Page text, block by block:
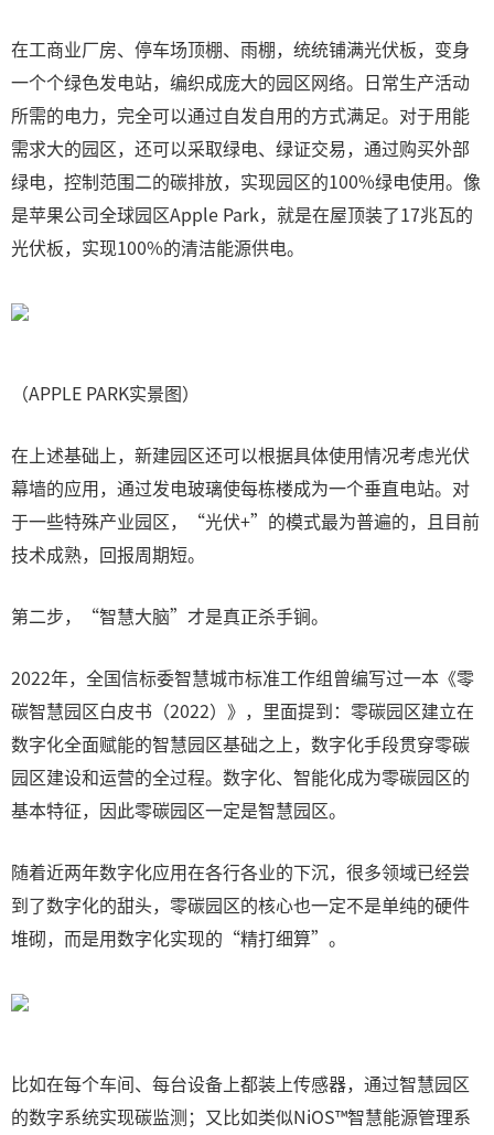
在工商业厂房、停车场顶棚、雨棚，统统铺满光伏板，变身
一个个绿色发电站，编织成庞大的园区网络。日常生产活动
所需的电力，完全可以通过自发自用的方式满足。对于用能
需求大的园区，还可以采取绿电、绿证交易，通过购买外部
绿电，控制范围二的碳排放，实现园区的100%绿电使用。像
是苹果公司全球园区Apple Park，就是在屋顶装了17兆瓦的
光伏板，实现100%的清洁能源供电。
（APPLE PARK实景图）
在上述基础上，新建园区还可以根据具体使用情况考虑光伏
幕墙的应用，通过发电玻璃使每栋楼成为一个垂直电站。对
于一些特殊产业园区，“光伏+”的模式最为普遍的，且目前
技术成熟，回报周期短。
第二步，“智慧大脑”才是真正杀手锏。
2022年，全国信标委智慧城市标准工作组曾编写过一本《零
碳智慧园区白皮书（2022）》，里面提到：零碳园区建立在
数字化全面赋能的智慧园区基础之上，数字化手段贯穿零碳
园区建设和运营的全过程。数字化、智能化成为零碳园区的
基本特征，因此零碳园区一定是智慧园区。
随着近两年数字化应用在各行各业的下沉，很多领域已经尝
到了数字化的甜头，零碳园区的核心也一定不是单纯的硬件
堆砌，而是用数字化实现的“精打细算”。
比如在每个车间、每台设备上都装上传感器，通过智慧园区
的数字系统实现碳监测；又比如类似NiOS™智慧能源管理系